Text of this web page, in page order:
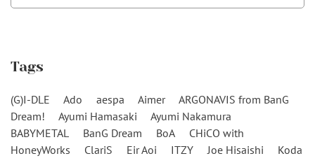
Tags
(G)I-DLE Ado aespa Aimer
ARGONAVIS from BanG
Dream!
Ayumi Hamasaki
Ayumi Nakamura
BABYMETAL
BanG Dream BoA
CHiCO with
HoneyWorks
ClariS Eir Aoi ITZY Joe Hisaishi
Koda